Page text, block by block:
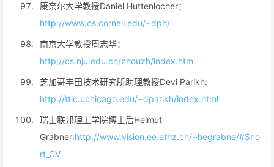
康奈尔大学教授Daniel Huttenlocher：
http://www.cs.cornell.edu/~dph/
南京大学教授周志华：
http://cs.nju.edu.cn/zhouzh/index.htm
芝加哥丰田技术研究所助理教授Devi Parikh:
http://ttic.uchicago.edu/~dparikh/index.html
瑞士联邦理工学院博士后Helmut
Grabner:http://www.vision.ee.ethz.ch/~hegrabne/#Sho
rt_CV